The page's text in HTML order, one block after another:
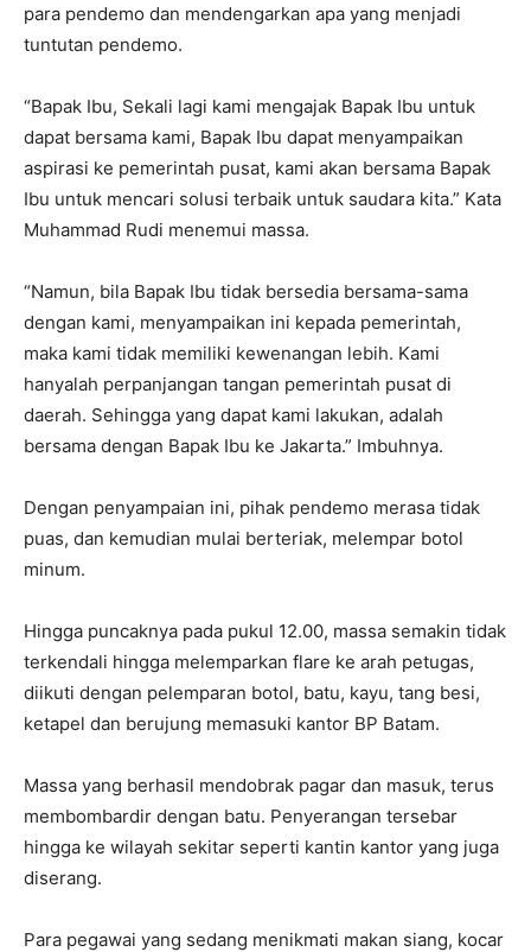
para pendemo dan mendengarkan apa yang menjadi
tuntutan pendemo.
“Bapak Ibu, Sekali lagi kami mengajak Bapak Ibu untuk
dapat bersama kami, Bapak Ibu dapat menyampaikan
aspirasi ke pemerintah pusat, kami akan bersama Bapak
Ibu untuk mencari solusi terbaik untuk saudara kita.” Kata
Muhammad Rudi menemui massa.
“Namun, bila Bapak Ibu tidak bersedia bersama-sama
dengan kami, menyampaikan ini kepada pemerintah,
maka kami tidak memiliki kewenangan lebih. Kami
hanyalah perpanjangan tangan pemerintah pusat di
daerah. Sehingga yang dapat kami lakukan, adalah
bersama dengan Bapak Ibu ke Jakarta.” Imbuhnya.
Dengan penyampaian ini, pihak pendemo merasa tidak
puas, dan kemudian mulai berteriak, melempar botol
minum.
Hingga puncaknya pada pukul 12.00, massa semakin tidak
terkendali hingga melemparkan flare ke arah petugas,
diikuti dengan pelemparan botol, batu, kayu, tang besi,
ketapel dan berujung memasuki kantor BP Batam.
Massa yang berhasil mendobrak pagar dan masuk, terus
membombardir dengan batu. Penyerangan tersebar
hingga ke wilayah sekitar seperti kantin kantor yang juga
diserang.
Para pegawai yang sedang menikmati makan siang, kocar